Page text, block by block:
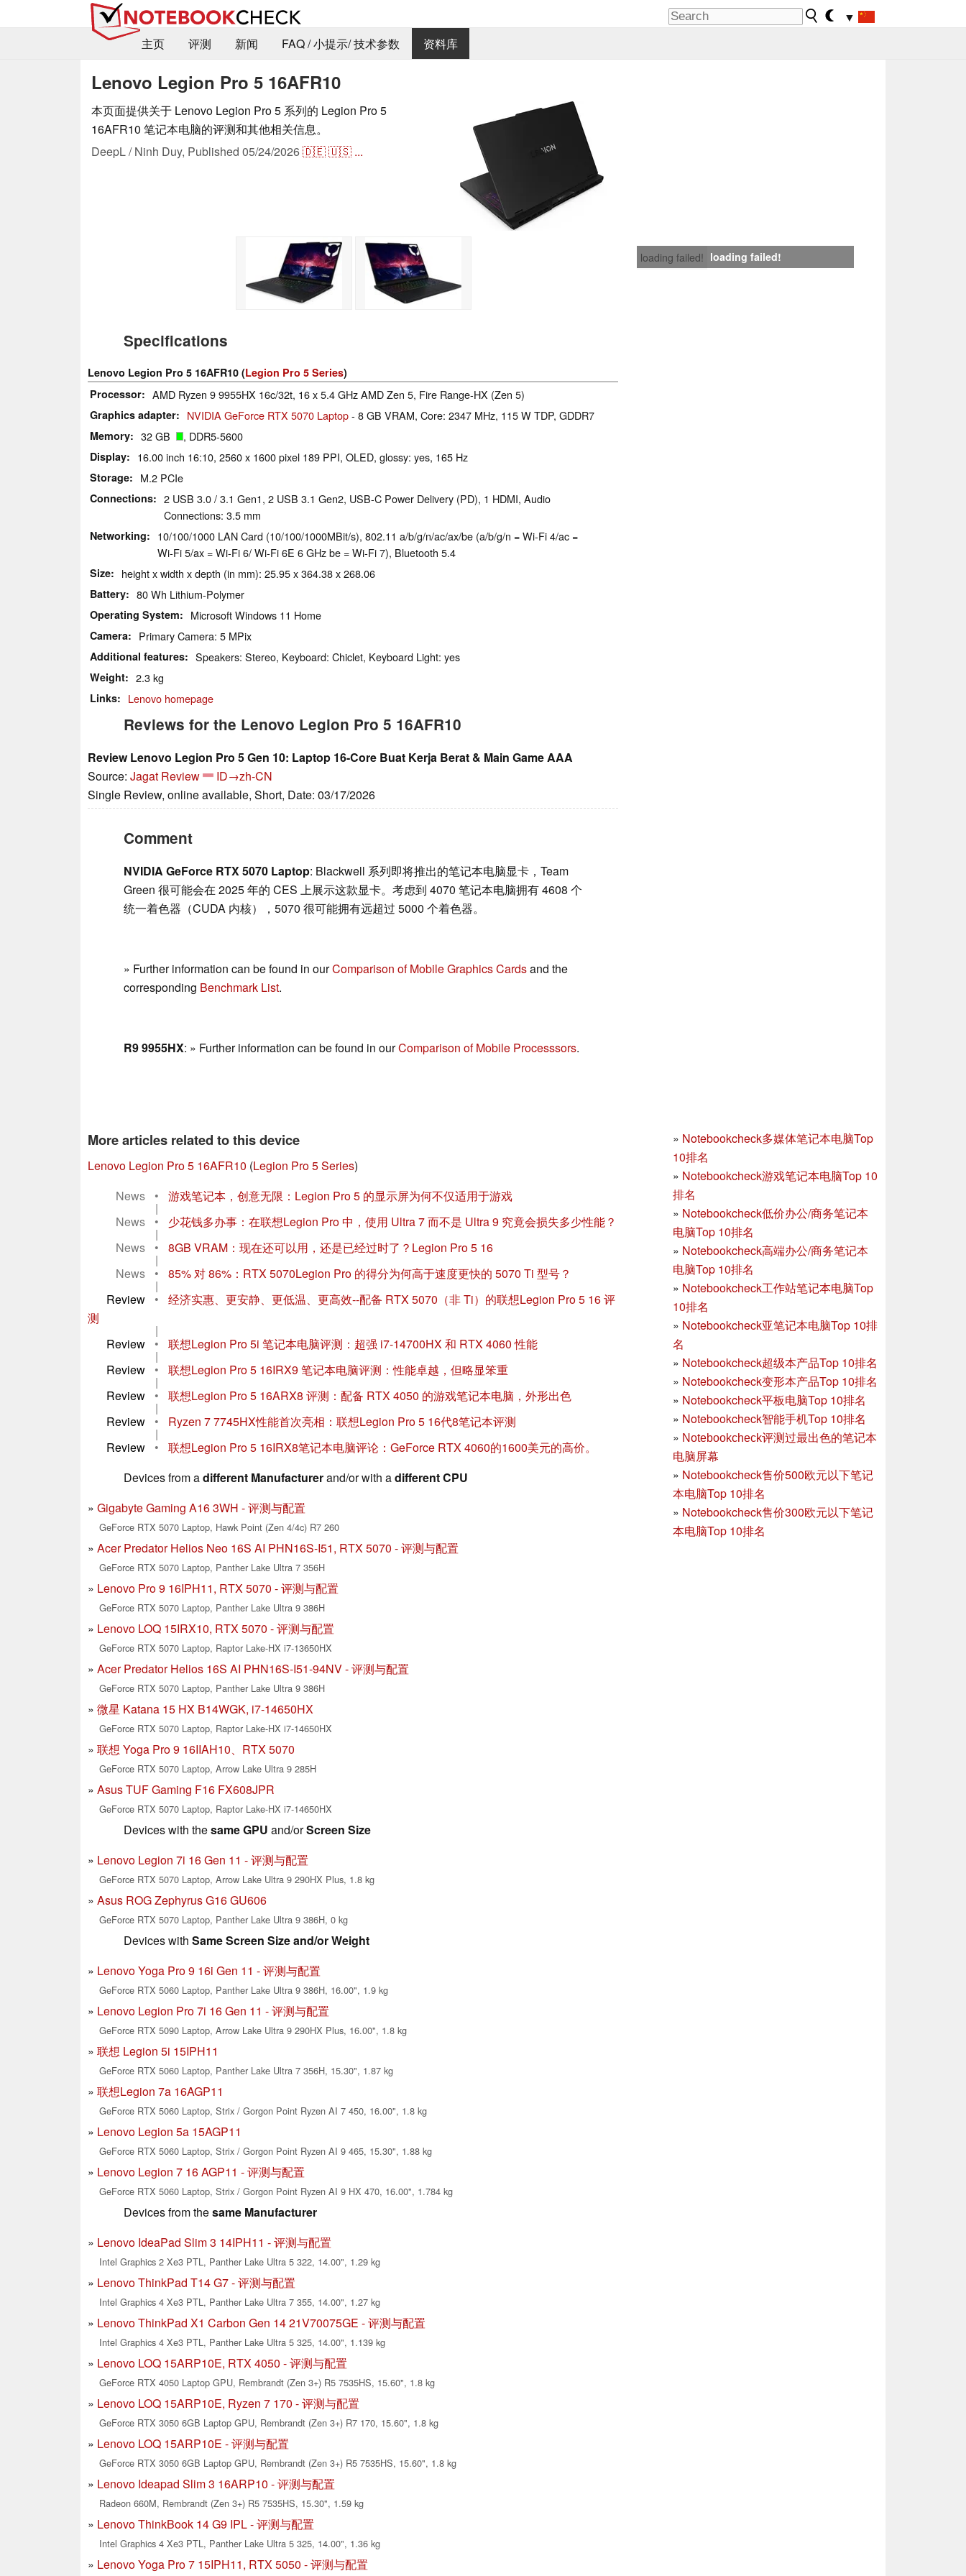
▼
主页
评测 新闻 FAQ / 小提示/ 技术参数 资料库
Lenovo Legion Pro 5 16AFR10
本页面提供关于 Lenovo Legion Pro 5 系列的 Legion Pro 5
16AFR10 笔记本电脑的评测和其他相关信息。
DeepL / Ninh Duy, Published 05/24/2026🇩🇪🇺🇸 ...
loading failed! loading failed!
Specifications
Lenovo Legion Pro 5 16AFR10 (Legion Pro 5 Series)
Processor
AMD Ryzen 9 9955HX 16c/32t, 16 x 5.4 GHz AMD Zen 5, Fire Range-HX (Zen 5)
Graphics adapter NVIDIA GeForce RTX 5070 Laptop- 8 GB VRAM, Core: 2347 MHz, 115 W TDP, GDDR7
Memory 32 GB , DDR5-5600
Display 16.00 inch 16:10, 2560 x 1600 pixel 189 PPI, OLED, glossy: yes, 165 Hz
Storage M.2 PCIe
Connections
2 USB 3.0 / 3.1 Gen1, 2 USB 3.1 Gen2, USB-C Power Delivery (PD), 1 HDMI, Audio
Connections: 3.5 mm
Networking
10/100/1000 LAN Card (10/100/1000MBit/s), 802.11 a/​b/​g/​n/​ac/​ax/​be (a/b/g/n = Wi-Fi 4/ac =
Wi-Fi 5/ax = Wi-Fi 6/ Wi-Fi 6E 6 GHz be = Wi-Fi 7), Bluetooth 5.4
Size height x width x depth (in mm): 25.95 x 364.38 x 268.06
Battery 80 Wh Lithium-Polymer
Operating System Microsoft Windows 11 Home
Camera Primary Camera: 5 MPix
Additional features Speakers: Stereo, Keyboard: Chiclet, Keyboard Light: yes
Weight 2.3 kg
Links Lenovo homepage
Reviews for the Lenovo Legion Pro 5 16AFR10
Review Lenovo Legion Pro 5 Gen 10: Laptop 16-Core Buat Kerja Berat & Main Game AAA
Source: Jagat Review
ID→zh-CN
Single Review, online available, Short, Date: 03/17/2026
Comment
NVIDIA GeForce RTX 5070 Laptop: Blackwell 系列即将推出的笔记本电脑显卡，Team
Green 很可能会在 2025 年的 CES 上展示这款显卡。考虑到 4070 笔记本电脑拥有 4608 个
统一着色器（CUDA 内核），5070 很可能拥有远超过 5000 个着色器。
» Further information can be found in ourComparison of Mobile Graphics Cardsand the
corresponding Benchmark List.
R9 9955HX: » Further information can be found in ourComparison of Mobile Processsors.
» Notebookcheck多媒体笔记本电脑Top
10排名
» Notebookcheck游戏笔记本电脑Top 10
排名
» Notebookcheck低价办公/商务笔记本
电脑Top 10排名
» Notebookcheck高端办公/商务笔记本
电脑Top 10排名
» Notebookcheck工作站笔记本电脑Top
10排名
» Notebookcheck亚笔记本电脑Top 10排
名
» Notebookcheck超级本产品Top 10排名
» Notebookcheck变形本产品Top 10排名
» Notebookcheck平板电脑Top 10排名
» Notebookcheck智能手机Top 10排名
» Notebookcheck评测过最出色的笔记本
电脑屏幕
» Notebookcheck售价500欧元以下笔记
本电脑Top 10排名
» Notebookcheck售价300欧元以下笔记
本电脑Top 10排名
More articles related to this device
Lenovo Legion Pro 5 16AFR10 (Legion Pro 5 Series)
News
• 游戏笔记本，创意无限：Legion Pro 5 的显示屏为何不仅适用于游戏
|
News
• 少花钱多办事：在联想Legion Pro 中，使用 Ultra 7 而不是 Ultra 9 究竟会损失多少性能？
|
News
• 8GB VRAM：现在还可以用，还是已经过时了？Legion Pro 5 16
|
News
• 85% 对 86%：RTX 5070Legion Pro 的得分为何高于速度更快的 5070 Ti 型号？
|
Review
•
经济实惠、更安静、更低温、更高效--配备 RTX 5070（非 Ti）的联想Legion Pro 5 16 评
测
|
Review
• 联想Legion Pro 5i 笔记本电脑评测：超强 i7-14700HX 和 RTX 4060 性能
|
Review
• 联想Legion Pro 5 16IRX9 笔记本电脑评测：性能卓越，但略显笨重
|
Review
• 联想Legion Pro 5 16ARX8 评测：配备 RTX 4050 的游戏笔记本电脑，外形出色
|
Review
• Ryzen 7 7745HX性能首次亮相：联想Legion Pro 5 16代8笔记本评测
|
Review
•
联想Legion Pro 5 16IRX8笔记本电脑评论：GeForce RTX 4060的1600美元的高价。
Devices from adifferent Manufacturerand/or with adifferent CPU
Gigabyte Gaming A16 3WH - 评测与配置
GeForce RTX 5070 Laptop, Hawk Point (Zen 4/4c) R7 260
Acer Predator Helios Neo 16S AI PHN16S-I51, RTX 5070 - 评测与配置
GeForce RTX 5070 Laptop, Panther Lake Ultra 7 356H
Lenovo Pro 9 16IPH11, RTX 5070 - 评测与配置
GeForce RTX 5070 Laptop, Panther Lake Ultra 9 386H
Lenovo LOQ 15IRX10, RTX 5070 - 评测与配置
GeForce RTX 5070 Laptop, Raptor Lake-HX i7-13650HX
Acer Predator Helios 16S AI PHN16S-I51-94NV - 评测与配置
GeForce RTX 5070 Laptop, Panther Lake Ultra 9 386H
微星 Katana 15 HX B14WGK, i7-14650HX
GeForce RTX 5070 Laptop, Raptor Lake-HX i7-14650HX
联想 Yoga Pro 9 16IIAH10、RTX 5070
GeForce RTX 5070 Laptop, Arrow Lake Ultra 9 285H
Asus TUF Gaming F16 FX608JPR
GeForce RTX 5070 Laptop, Raptor Lake-HX i7-14650HX
Devices with thesame GPU and/orScreen Size
Lenovo Legion 7i 16 Gen 11 - 评测与配置
GeForce RTX 5070 Laptop, Arrow Lake Ultra 9 290HX Plus, 1.8 kg
Asus ROG Zephyrus G16 GU606
GeForce RTX 5070 Laptop, Panther Lake Ultra 9 386H, 0 kg
Devices with Same Screen Size and/or Weight
Lenovo Yoga Pro 9 16i Gen 11 - 评测与配置
GeForce RTX 5060 Laptop, Panther Lake Ultra 9 386H, 16.00", 1.9 kg
Lenovo Legion Pro 7i 16 Gen 11 - 评测与配置
GeForce RTX 5090 Laptop, Arrow Lake Ultra 9 290HX Plus, 16.00", 1.8 kg
联想 Legion 5i 15IPH11
GeForce RTX 5060 Laptop, Panther Lake Ultra 7 356H, 15.30", 1.87 kg
联想Legion 7a 16AGP11
GeForce RTX 5060 Laptop, Strix / Gorgon Point Ryzen AI 7 450, 16.00", 1.8 kg
Lenovo Legion 5a 15AGP11
GeForce RTX 5060 Laptop, Strix / Gorgon Point Ryzen AI 9 465, 15.30", 1.88 kg
Lenovo Legion 7 16 AGP11 - 评测与配置
GeForce RTX 5060 Laptop, Strix / Gorgon Point Ryzen AI 9 HX 470, 16.00", 1.784 kg
Devices from thesame Manufacturer
Lenovo IdeaPad Slim 3 14IPH11 - 评测与配置
Intel Graphics 2 Xe3 PTL, Panther Lake Ultra 5 322, 14.00", 1.29 kg
Lenovo ThinkPad T14 G7 - 评测与配置
Intel Graphics 4 Xe3 PTL, Panther Lake Ultra 7 355, 14.00", 1.27 kg
Lenovo ThinkPad X1 Carbon Gen 14 21V70075GE - 评测与配置
Intel Graphics 4 Xe3 PTL, Panther Lake Ultra 5 325, 14.00", 1.139 kg
Lenovo LOQ 15ARP10E, RTX 4050 - 评测与配置
GeForce RTX 4050 Laptop GPU, Rembrandt (Zen 3+) R5 7535HS, 15.60", 1.8 kg
Lenovo LOQ 15ARP10E, Ryzen 7 170 - 评测与配置
GeForce RTX 3050 6GB Laptop GPU, Rembrandt (Zen 3+) R7 170, 15.60", 1.8 kg
Lenovo LOQ 15ARP10E - 评测与配置
GeForce RTX 3050 6GB Laptop GPU, Rembrandt (Zen 3+) R5 7535HS, 15.60", 1.8 kg
Lenovo Ideapad Slim 3 16ARP10 - 评测与配置
Radeon 660M, Rembrandt (Zen 3+) R5 7535HS, 15.30", 1.59 kg
Lenovo ThinkBook 14 G9 IPL - 评测与配置
Intel Graphics 4 Xe3 PTL, Panther Lake Ultra 5 325, 14.00", 1.36 kg
Lenovo Yoga Pro 7 15IPH11, RTX 5050 - 评测与配置